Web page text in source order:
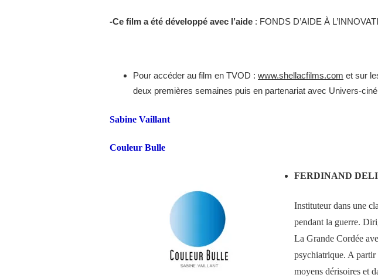
-Ce film a été développé avec l’aide : FONDS D’AIDE À
Pour accéder au film en TVOD : www.shellacfilms.com et sur
deux premières semaines puis en partenariat avec Univers-
Sabine Vaillant
Couleur Bulle
FERDINAND
Instituteur dans une
pendant la guerre. D
La Grande Cordée
psychiatrique. A partir
moyens dérisoires et